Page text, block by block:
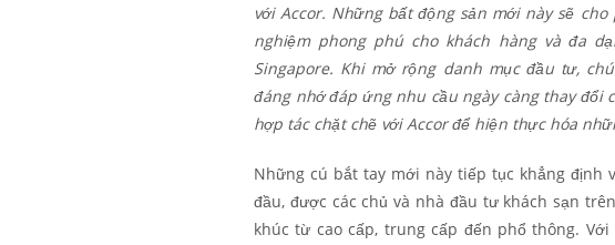
với Accor. Những bất động sản mới này sẽ
nghiệm phong phú cho khách hàng và đa
Singapore. Khi mở rộng danh mục đầu tư,
đáng nhớ đáp ứng nhu cầu ngày càng thay đổi
hợp tác chặt chẽ với Accor để hiện thực hóa
Những cú bắt tay mới này tiếp tục khẳng định
đầu, được các chủ và nhà đầu tư khách sạn
khúc từ cao cấp, trung cấp đến phổ thông.